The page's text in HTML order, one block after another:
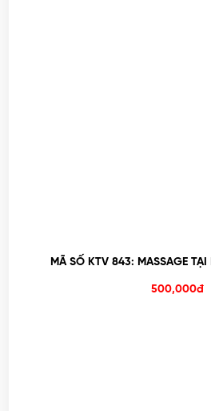
MÃ SỐ KTV 843: MASSAGE TẠI
500,000đ